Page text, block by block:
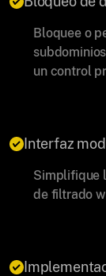
Bloquee o
un control
Interfaz
Simplifique
de filtrado